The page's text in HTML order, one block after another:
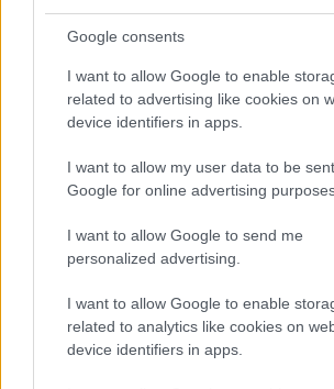
Google consents
I want to allow Google to enable
related to advertising like cookies on
device identifiers in apps.
I want to allow my user data to be
Google for online advertising
I want to allow Google to send me
personalized advertising.
I want to allow Google to enable
related to analytics like cookies on
device identifiers in apps.
Válassza ki a megfelelő
interiőrjéhez